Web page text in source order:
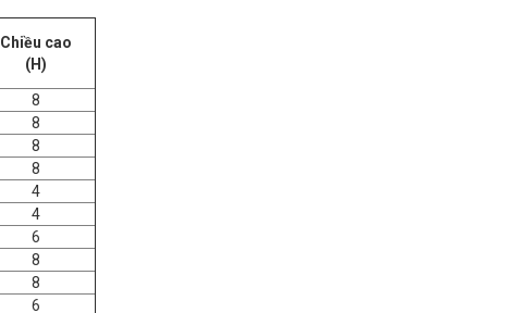
Chiều cao
(H)
8
8
8
8
4
4
6
8
8
6